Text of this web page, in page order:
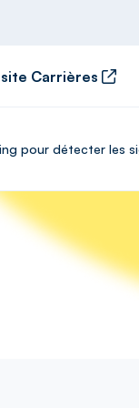
Carrières
pour détecter les